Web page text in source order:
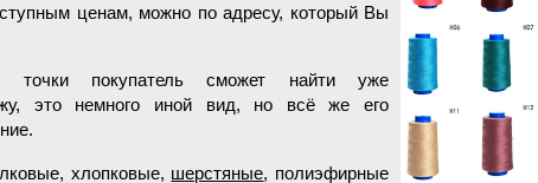
ценам, можно по адресу, который Вы
точки покупатель сможет найти уже
это немного иной вид, но всё же его
хлопковые, шерстяные, полиэфирные